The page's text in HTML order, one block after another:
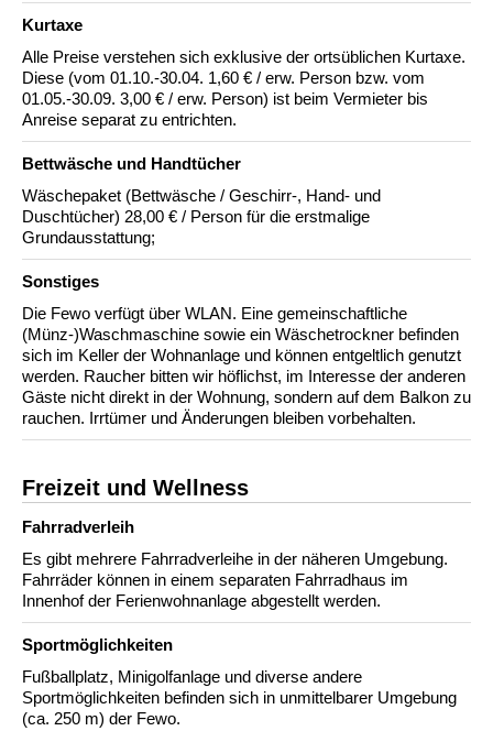
Kurtaxe
Alle Preise verstehen sich exklusive der ortsüblichen Kurtaxe.
Diese (vom 01.10.-30.04. 1,60 € / erw. Person bzw. vom
01.05.-30.09. 3,00 € / erw. Person) ist beim Vermieter bis
Anreise separat zu entrichten.
Bettwäsche und Handtücher
Wäschepaket (Bettwäsche / Geschirr-, Hand- und
Duschtücher) 28,00 € / Person für die erstmalige
Grundausstattung;
Sonstiges
Die Fewo verfügt über WLAN. Eine gemeinschaftliche
(Münz-)Waschmaschine sowie ein Wäschetrockner befinden
sich im Keller der Wohnanlage und können entgeltlich genutzt
werden. Raucher bitten wir höflichst, im Interesse der anderen
Gäste nicht direkt in der Wohnung, sondern auf dem Balkon zu
rauchen. Irrtümer und Änderungen bleiben vorbehalten.
Freizeit und Wellness
Fahrradverleih
Es gibt mehrere Fahrradverleihe in der näheren Umgebung.
Fahrräder können in einem separaten Fahrradhaus im
Innenhof der Ferienwohnanlage abgestellt werden.
Sportmöglichkeiten
Fußballplatz, Minigolfanlage und diverse andere
Sportmöglichkeiten befinden sich in unmittelbarer Umgebung
(ca. 250 m) der Fewo.